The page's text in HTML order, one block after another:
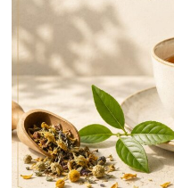
Confezione 10
Un gustoso tè con un
miele.
tempi di infusione 3-5
bassissimo apporto